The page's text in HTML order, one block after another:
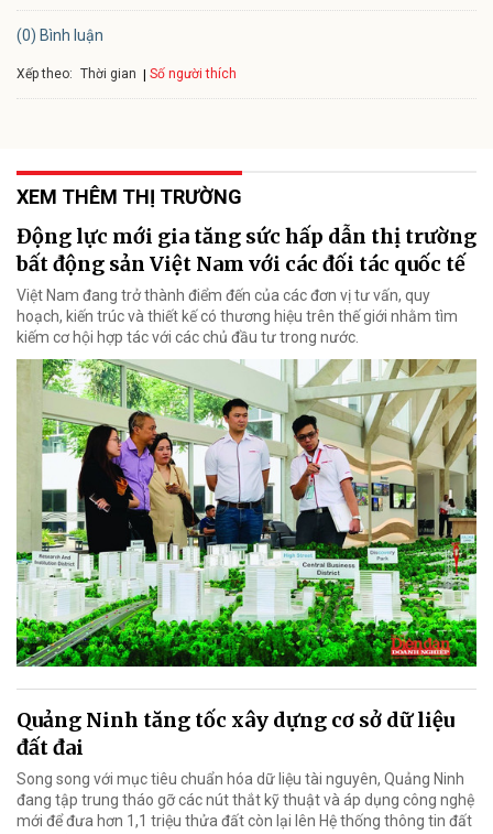
(0) Bình luận
Xếp theo: Thời gian Số người thích
XEM THÊM THỊ TRƯỜNG
Động lực mới gia tăng sức hấp dẫn thị trường
bất động sản Việt Nam với các đối tác quốc tế
Việt Nam đang trở thành điểm đến của các đơn vị tư vấn, quy
hoạch, kiến trúc và thiết kế có thương hiệu trên thế giới nhằm tìm
kiếm cơ hội hợp tác với các chủ đầu tư trong nước.
Quảng Ninh tăng tốc xây dựng cơ sở dữ liệu
đất đai
Song song với mục tiêu chuẩn hóa dữ liệu tài nguyên, Quảng Ninh
đang tập trung tháo gỡ các nút thắt kỹ thuật và áp dụng công nghệ
mới để đưa hơn 1,1 triệu thửa đất còn lại lên Hệ thống thông tin đất